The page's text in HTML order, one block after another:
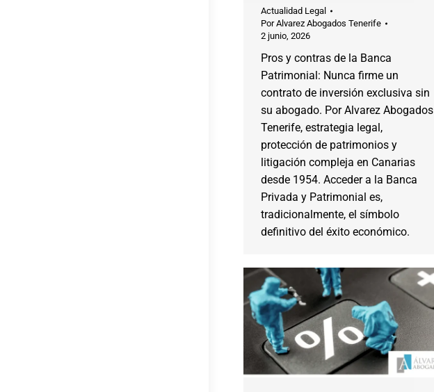
Actualidad Legal
PorAlvarez Abogados Tenerife
2 junio, 2026
Pros y contras de la Banca
Patrimonial: Nunca firme un
contrato de inversión exclusiva sin
su abogado. Por Alvarez Abogados
Tenerife, estrategia legal,
protección de patrimonios y
litigación compleja en Canarias
desde 1954. Acceder a la Banca
Privada y Patrimonial es,
tradicionalmente, el símbolo
definitivo del éxito económico.